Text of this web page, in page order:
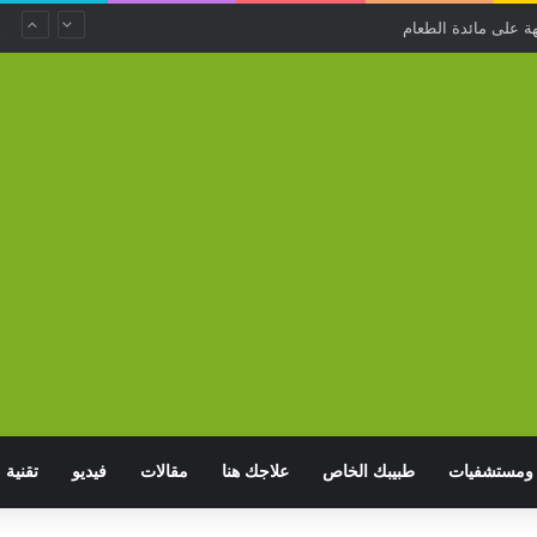
استخدامات منزلية غير متوقعة لتفل القهوة
طبيبك الخاص علاجك هنا مقالات فيديو تقنية